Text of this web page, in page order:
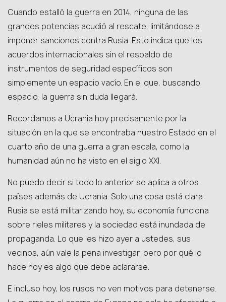
Cuando estalló la guerra en 2014, ninguna de las
grandes potencias acudió al rescate, limitándose a
imponer sanciones contra Rusia. Esto indica que los
acuerdos internacionales sin el respaldo de
instrumentos de seguridad específicos son
simplemente un espacio vacío. En el que, buscando
espacio, la guerra sin duda llegará.
Recordamos a Ucrania hoy precisamente por la
situación en la que se encontraba nuestro Estado en el
cuarto año de una guerra a gran escala, como la
humanidad aún no ha visto en el siglo XXI.
No puedo decir si todo lo anterior se aplica a otros
países además de Ucrania. Solo una cosa está clara:
Rusia se está militarizando hoy, su economía funciona
sobre rieles militares y la sociedad está inundada de
propaganda. Lo que les hizo ayer a ustedes, sus
vecinos, aún vale la pena investigar, pero por qué lo
hace hoy es algo que debe aclararse.
E incluso hoy, los rusos no ven motivos para detenerse.